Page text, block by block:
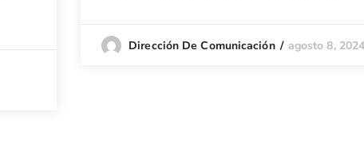
Dirección De Comunicación agosto 8,